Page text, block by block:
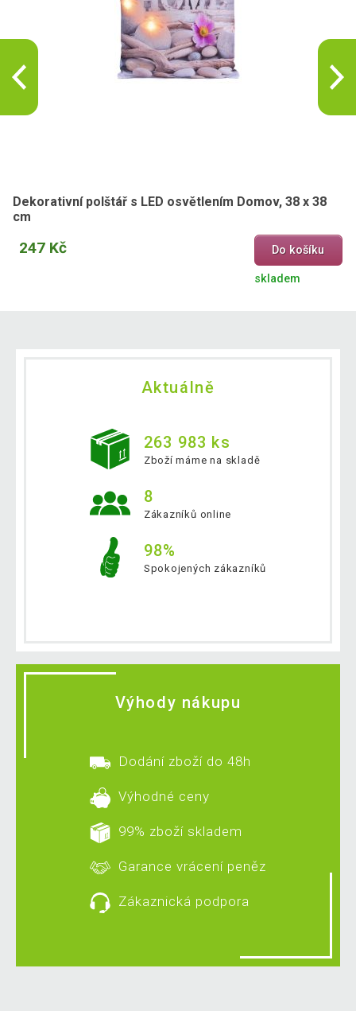
Dekorativní polštář s LED osvětlením Domov, 38 x 38
cm
247 Kč Do košíku
skladem
Aktuálně
263 983 ks
Zboží máme na skladě
8
Zákazníků online
98%
Spokojených zákazníků
Výhody nákupu
Dodání zboží do 48h
Výhodné ceny
99% zboží skladem
Garance vrácení peněz
Zákaznická podpora